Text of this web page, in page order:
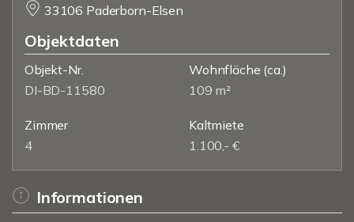
33106 Paderborn-Elsen
Objektdaten
Objekt-Nr.
DI-BD-11580
Wohnfläche (ca.)
109 m²
Zimmer
4
Kaltmiete
1.100,- €
Informationen